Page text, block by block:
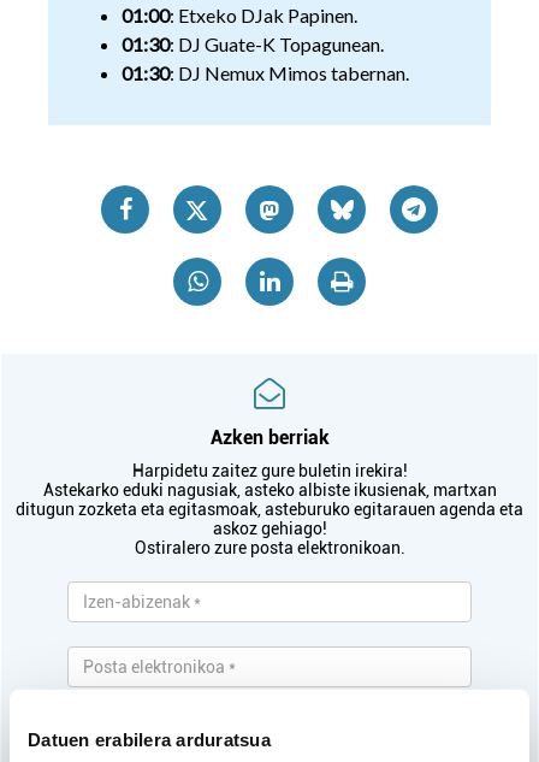
Datuen erabilera arduratsua
01:00: Etxeko DJak Papinen.
01:30: DJ Guate-K Topagunean.
01:30: DJ Nemux Mimos tabernan.
Azken berriak
Harpidetu zaitez gure buletin irekira!
Astekarko eduki nagusiak, asteko albiste ikusienak, martxan
ditugun zozketa eta egitasmoak, asteburuko egitarauen agenda eta
askoz gehiago!
Ostiralero zure posta elektronikoan.
dut.